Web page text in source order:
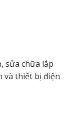
sửa chữa lắp
và thiết bị điện